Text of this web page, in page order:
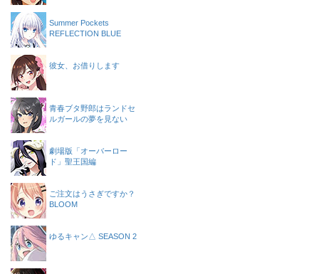
Summer Pockets
REFLECTION BLUE
彼女、お借りします
青春ブタ野郎はランドセ
ルガールの夢を見ない
劇場版「オーバーロー
ド」聖王国編
ご注文はうさぎですか？
BLOOM
ゆるキャン△ SEASON 2